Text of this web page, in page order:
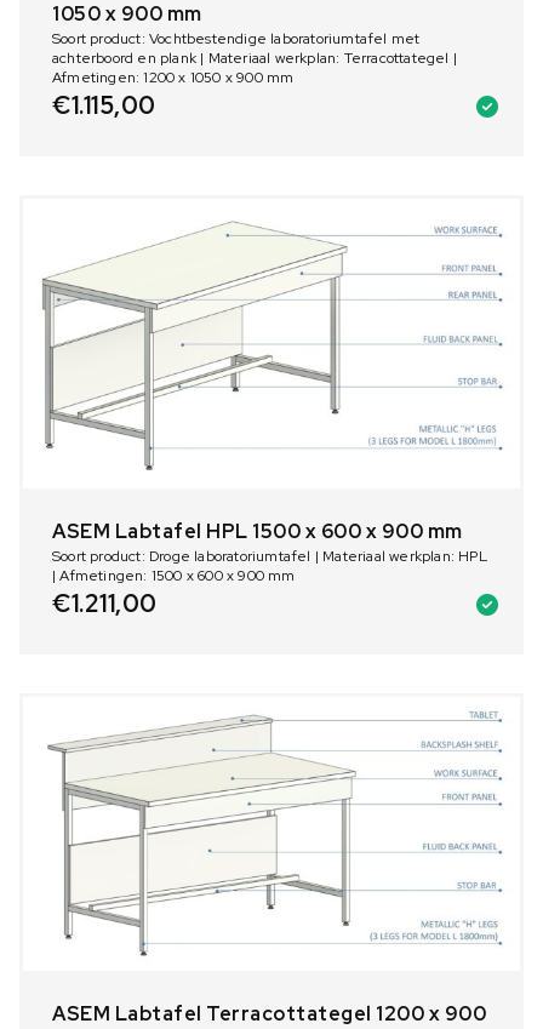
1050 x 900 mm
Soort product: Vochtbestendige laboratoriumtafel met
achterboord en plank | Materiaal werkplan: Terracottategel |
Afmetingen: 1200 x 1050 x 900 mm
€1.115,00
ASEM Labtafel HPL 1500 x 600 x 900 mm
Soort product: Droge laboratoriumtafel | Materiaal werkplan: HPL
| Afmetingen: 1500 x 600 x 900 mm
€1.211,00
ASEM Labtafel Terracottategel 1200 x 900